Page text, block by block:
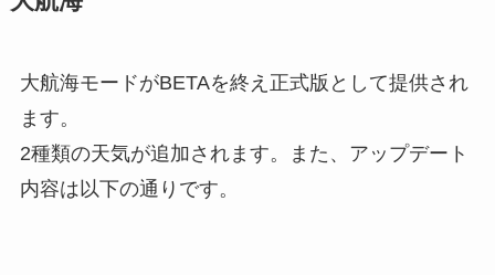
大航海モードがBETAを終え正式版として提供され
ます。
2種類の天気が追加されます。また、アップデート
内容は以下の通りです。